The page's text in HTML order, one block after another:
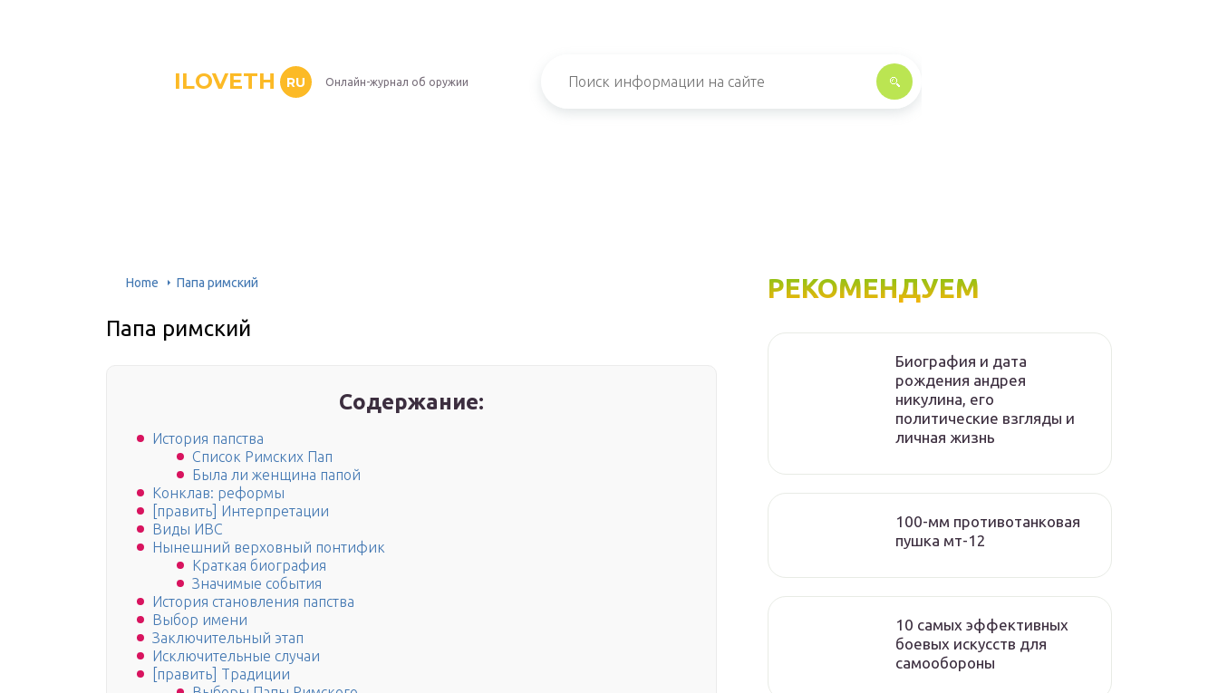
ILOVETH RU Онлайн-журнал об оружии
Home Папа римский
Папа римский
Содержание:
История папства
Список Римских Пап
Была ли женщина папой
Конклав: реформы
[править] Интерпретации
Виды ИВС
Нынешний верховный понтифик
Краткая биография
Значимые события
История становления папства
Выбор имени
Заключительный этап
Исключительные случаи
[править] Традиции
РЕКОМЕНДУЕМ
Биография и дата
рождения андрея
никулина, его
политические взгляды и
личная жизнь
100-мм противотанковая
пушка мт-12
10 самых эффективных
боевых искусств для
самообороны